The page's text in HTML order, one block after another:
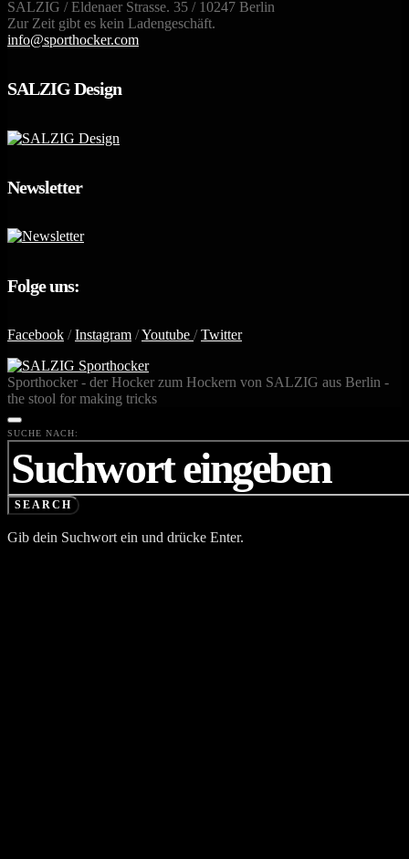
SALZIG / Eldenaer Strasse. 35 / 10247 Berlin
Zur Zeit gibt es kein Ladengeschäft.
info@sporthocker.com
SALZIG Design
Newsletter
Folge uns:
Facebook /Instagram /Youtube /Twitter
Sporthocker - der Hocker zum Hockern von SALZIG aus Berlin -
the stool for making tricks
SUCHE NACH:
SEARCH
Gib dein Suchwort ein und drücke Enter.